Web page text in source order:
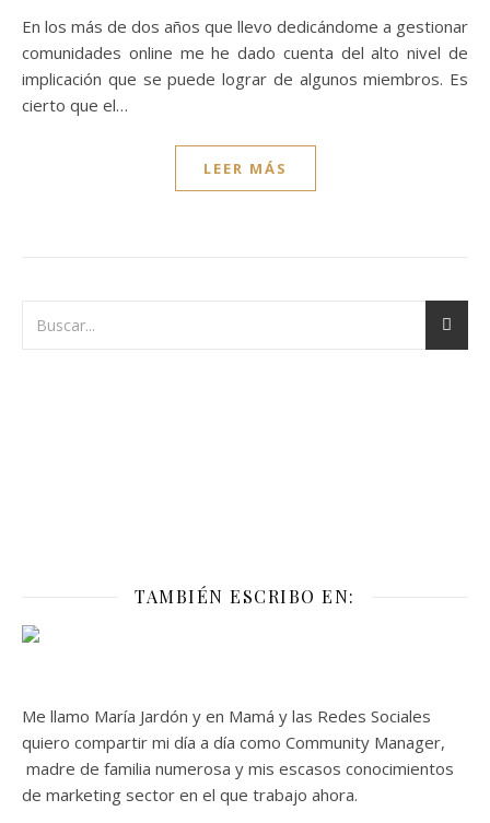
En los más de dos años que llevo dedicándome a gestionar
comunidades online me he dado cuenta del alto nivel de
implicación que se puede lograr de algunos miembros. Es
cierto que el…
LEER MÁS
TAMBIÉN ESCRIBO EN:
Me llamo María Jardón y en Mamá y las Redes Sociales
quiero compartir mi día a día como Community Manager,
madre de familia numerosa y mis escasos conocimientos
de marketing sector en el que trabajo ahora.